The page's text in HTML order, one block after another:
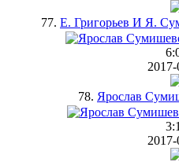
77. Е. Григорьев И Я.
78. Ярослав